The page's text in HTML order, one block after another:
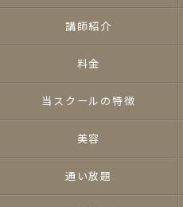
講師紹介
料金
当スクールの特徴
美容
通い放題